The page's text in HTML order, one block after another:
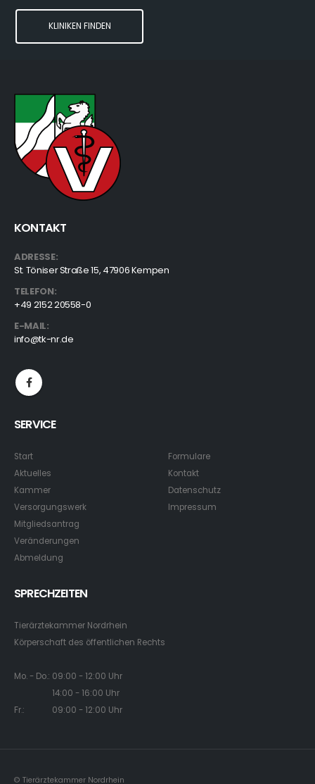
KLINIKEN FINDEN
KONTAKT
ADRESSE:
St. Töniser Straße 15, 47906 Kempen
TELEFON:
+49 2152 20558-0
E-MAIL:
info@tk-nr.de
SERVICE
Start
Aktuelles
Kammer
Versorgungswerk
Mitgliedsantrag
Veränderungen
Abmeldung
Formulare
Kontakt
Datenschutz
Impressum
SPRECHZEITEN
Tierärztekammer Nordrhein
Körperschaft des öffentlichen Rechts
Mo. - Do.: 09:00 - 12:00 Uhr
14:00 - 16:00 Uhr
Fr.: 09:00 - 12:00 Uhr
© Tierärztekammer Nordrhein